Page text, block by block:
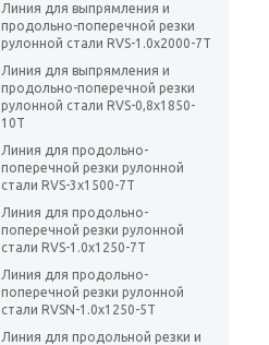
Линия для выпрямления и
продольно-поперечной резки
рулонной стали RVS-1.0x2000-7T
Линия для выпрямления и
продольно-поперечной резки
рулонной стали RVS-0,8х1850-
10T
Линия для продольно-
поперечной резки рулонной
стали RVS-3х1500-7T
Линия для продольно-
поперечной резки рулонной
стали RVS-1.0x1250-7T
Линия для продольно-
поперечной резки рулонной
стали RVSN-1.0х1250-5T
Линия для продольной резки и